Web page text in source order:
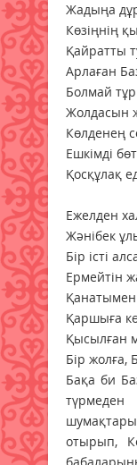
Жадыңа
Көзіңнің
Қайратты
Арлаған
Болмай
Жолдасын
Көлденең
Ешкімді
Қосқұлақ
Ежелден
Жәнібек
Бір істі
Ермейтін
Қанатымен
Қаршыға
Қысылған
Бір жолға,
Бақа би
отырып,